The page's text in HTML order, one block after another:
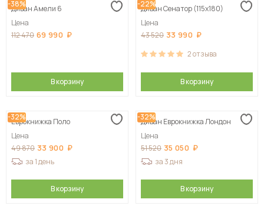
-38%
Диван Амели 6
Цена
112 470 69 990
В корзину
-22%
Диван Сенатор (115х180)
Цена
43 520 33 990
2отзыва
В корзину
-32%
Еврокнижка Поло
Цена
49 870 33 900
за 1 день
В корзину
-32%
Диван Еврокнижка Лондон
Цена
51 520 35 050
за 3 дня
В корзину